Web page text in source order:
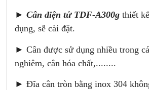
►Cân điện tử TDF-A300g thiết
dụng, sễ cài đặt.
► Cân được sử dụng nhiều trong
nghiêm, cân hóa chất,........
► Đĩa cân tròn bằng inox 304